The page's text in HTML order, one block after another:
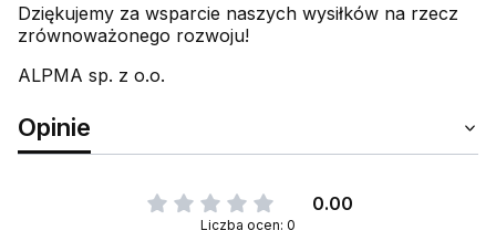
Dziękujemy za wsparcie naszych wysiłków na rzecz
zrównoważonego rozwoju!
ALPMA sp. z o.o.
Opinie
0.00
Liczba ocen: 0